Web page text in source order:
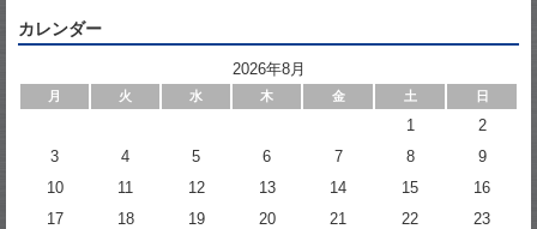
カレンダー
2026年8月
月 火 水 木 金 土 日
1
2
3
4 5 6 7 8
9
10
11 12 13 14 15
16
17
18 19 20 21 22
23